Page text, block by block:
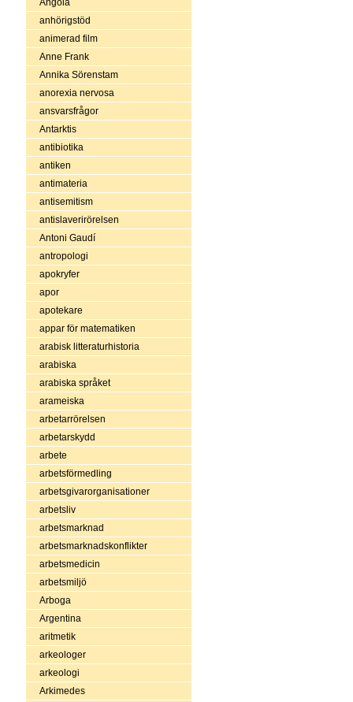
Angola
anhörigstöd
animerad film
Anne Frank
Annika Sörenstam
anorexia nervosa
ansvarsfrågor
Antarktis
antibiotika
antiken
antimateria
antisemitism
antislaverirörelsen
Antoni Gaudí
antropologi
apokryfer
apor
apotekare
appar för matematiken
arabisk litteraturhistoria
arabiska
arabiska språket
arameiska
arbetarrörelsen
arbetarskydd
arbete
arbetsförmedling
arbetsgivarorganisationer
arbetsliv
arbetsmarknad
arbetsmarknadskonflikter
arbetsmedicin
arbetsmiljö
Arboga
Argentina
aritmetik
arkeologer
arkeologi
Arkimedes